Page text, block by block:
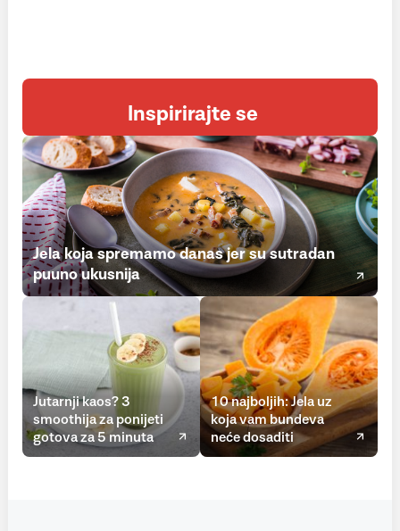
Inspirirajte se
Jela koja spremamo danas jer su sutradan
puuno ukusnija
Jutarnji kaos? 3
smoothija za ponijeti
gotova za 5 minuta
10 najboljih: Jela uz
koja vam bundeva
neće dosaditi